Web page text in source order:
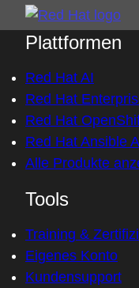
Plattformen
Red Hat AI
Red Hat
Red Hat
Red Hat Ansible
Alle Produkte
Tools
Training &
Eigenes Konto
Kundensupport